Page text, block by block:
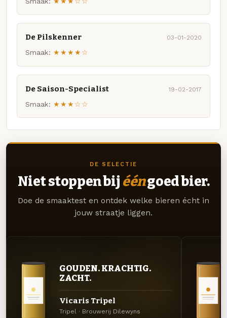
De Pilskenner 03-01-2020
Smaak: ★★★★☆
De Saison-Specialist 19-02-2017
Smaak: ★★★☆☆
DE SELECTIE
Niet stoppen bij ééngoed bier.
Doe de smaaktest en ontdek welke bieren écht in
jouw straatje liggen.
GOUDEN. KRACHTIG.
ZACHT.
Vicaris Tripel
Tripel · Brouwerij Dilewyns